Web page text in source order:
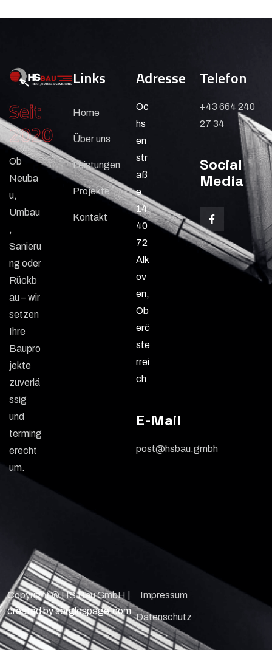
Seit
2020
Ob
Neuba
u,
Umbau
,
Sanieru
ng oder
Rückb
au – wir
setzen
Ihre
Baupro
jekte
zuverlä
ssig
und
terming
erecht
um.
Links
Home
Über uns
Leistungen
Projekte
Kontakt
Adresse
Oc
hs
en
str
aß
e
14,
40
72
Alk
ov
en,
Ob
erö
ste
rrei
ch
E-Mail
post@hsbau.gmbh
Telefon
+43 664 240
27 34
Social
Media
Copyright © HS Bau GmbH |
created by sorglospage.com
Impressum
Datenschutz